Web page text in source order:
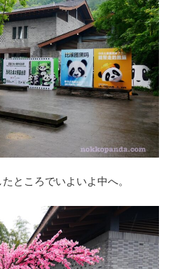
ところでいよいよ中へ。